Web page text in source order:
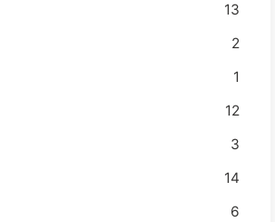
13
2
1
12
3
14
6